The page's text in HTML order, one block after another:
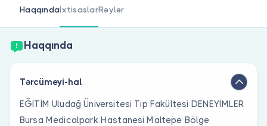
Həkim siniz?
HaqqındaİxtisaslarRəylər
Haqqında
Tərcümeyi-hal
EĞİTİM Uludağ Üniversitesi Tıp Fakültesi DENEYİMLER
Bursa Medicalpark Hastanesi Maltepe Bölge